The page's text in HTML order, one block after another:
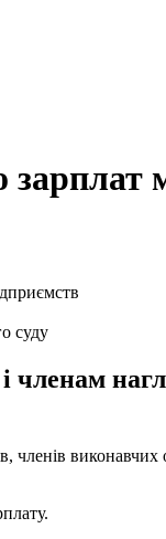
суду
членів